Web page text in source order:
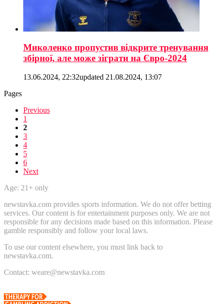
Миколенко пропустив відкрите тренування
збірної, але може зіграти на Євро-2024
13.06.2024, 22:32updated 21.08.2024, 13:07
Pages
Previous
1
2
3
4
5
6
Next
Age: 21+ only
newstavka.com provides sports information. We do not offer betting
services. Our content is for entertainment purposes only. We are not
responsible for any decisions made based on this information. Please
gamble responsibly and follow your local laws.
To use our content elsewhere, you must link back to
newstavka.com.
Contact: weare@newstavka.com